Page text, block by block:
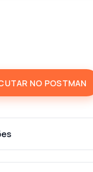
NO POSTMAN